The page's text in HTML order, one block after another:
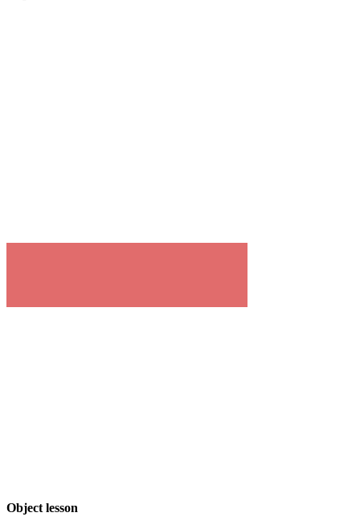
Object lesson